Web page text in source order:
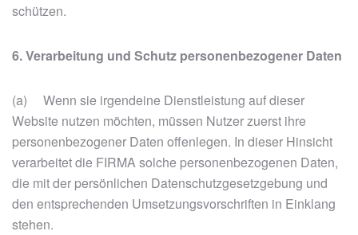
schützen.
6. Verarbeitung und Schutz personenbezogener Daten
(a) Wenn sie irgendeine Dienstleistung auf dieser
Website nutzen möchten, müssen Nutzer zuerst ihre
personenbezogener Daten offenlegen. In dieser Hinsicht
verarbeitet die FIRMA solche personenbezogenen Daten,
die mit der persönlichen Datenschutzgesetzgebung und
den entsprechenden Umsetzungsvorschriften in Einklang
stehen.